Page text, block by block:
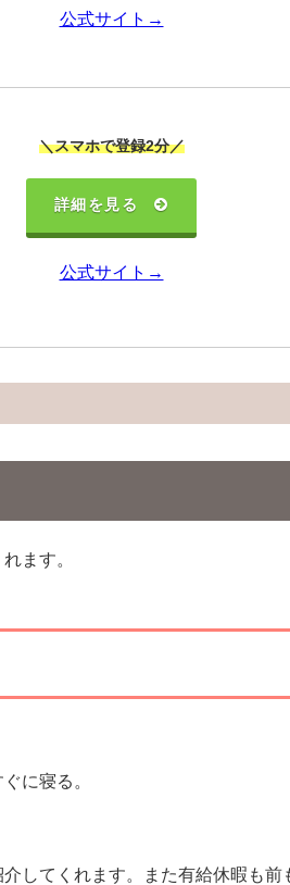
公式サイト→
＼スマホで登録2分／
詳細を見る
公式サイト→
ます。
に寝る。
してくれます。また有給休暇も前